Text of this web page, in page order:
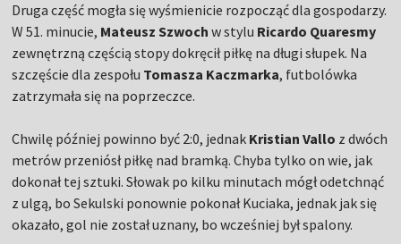
Druga część mogła się wyśmienicie rozpocząć dla gospodarzy.
W 51. minucie, Mateusz Szwoch w stylu Ricardo Quaresmy
zewnętrzną częścią stopy dokręcił piłkę na długi słupek. Na
szczęście dla zespołu Tomasza Kaczmarka, futbolówka
zatrzymała się na poprzeczce.
Chwilę później powinno być 2:0, jednak Kristian Vallo z dwóch
metrów przeniósł piłkę nad bramką. Chyba tylko on wie, jak
dokonał tej sztuki. Słowak po kilku minutach mógł odetchnąć
z ulgą, bo Sekulski ponownie pokonał Kuciaka, jednak jak się
okazało, gol nie został uznany, bo wcześniej był spalony.